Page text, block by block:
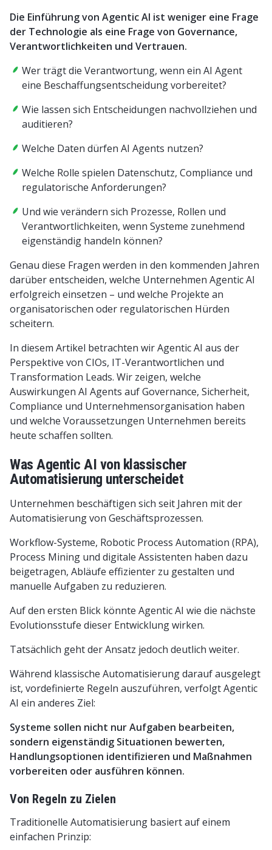
Die Einführung von Agentic AI ist weniger eine Frage
der Technologie als eine Frage von Governance,
Verantwortlichkeiten und Vertrauen.
Wer trägt die Verantwortung, wenn ein AI Agent
eine Beschaffungsentscheidung vorbereitet?
Wie lassen sich Entscheidungen nachvollziehen und
auditieren?
Welche Daten dürfen AI Agents nutzen?
Welche Rolle spielen Datenschutz, Compliance und
regulatorische Anforderungen?
Und wie verändern sich Prozesse, Rollen und
Verantwortlichkeiten, wenn Systeme zunehmend
eigenständig handeln können?
Genau diese Fragen werden in den kommenden Jahren
darüber entscheiden, welche Unternehmen Agentic AI
erfolgreich einsetzen – und welche Projekte an
organisatorischen oder regulatorischen Hürden
scheitern.
In diesem Artikel betrachten wir Agentic AI aus der
Perspektive von CIOs, IT-Verantwortlichen und
Transformation Leads. Wir zeigen, welche
Auswirkungen AI Agents auf Governance, Sicherheit,
Compliance und Unternehmensorganisation haben
und welche Voraussetzungen Unternehmen bereits
heute schaffen sollten.
Was Agentic AI von klassischer
Automatisierung unterscheidet
Unternehmen beschäftigen sich seit Jahren mit der
Automatisierung von Geschäftsprozessen.
Workflow-Systeme, Robotic Process Automation (RPA),
Process Mining und digitale Assistenten haben dazu
beigetragen, Abläufe effizienter zu gestalten und
manuelle Aufgaben zu reduzieren.
Auf den ersten Blick könnte Agentic AI wie die nächste
Evolutionsstufe dieser Entwicklung wirken.
Tatsächlich geht der Ansatz jedoch deutlich weiter.
Während klassische Automatisierung darauf ausgelegt
ist, vordefinierte Regeln auszuführen, verfolgt Agentic
AI ein anderes Ziel:
Systeme sollen nicht nur Aufgaben bearbeiten,
sondern eigenständig Situationen bewerten,
Handlungsoptionen identifizieren und Maßnahmen
vorbereiten oder ausführen können.
Von Regeln zu Zielen
Traditionelle Automatisierung basiert auf einem
einfachen Prinzip: